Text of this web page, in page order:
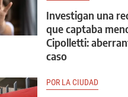
Investigan una
que captaba
Cipolletti:
caso
POR LA CIUDAD